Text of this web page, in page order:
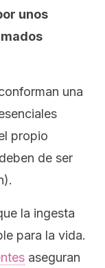
unos
una
propio
de ser
la ingesta
para la vida.
aseguran